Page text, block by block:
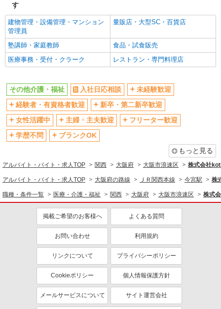
高収入・高額
昇給あり
完全週休2日制
フルタイム歓迎
駅直結・駅チカ
車通勤OK
バイク通勤OK
自転車通勤OK
社会保険あり
産休・育休取得実績あり
退職金・財形貯蓄制度あり
各種手当（家族・役職・インセン
ティブなど）あり
制服貸与
資格取得支援制度あり
同じ職種から求人を探す
医療・介護・福祉
同じ特徴から求人を探す
ミドル（40代～）活躍中
ボーナス・賞与あり
車通勤OK
社会保険あり
産休・育休取得実績あり
す
建物管理・設備管理・マンション
管理員
量販店・大型SC・百貨店
塾講師・家庭教師
食品・試食販売
医療事務・受付・クラーク
レストラン・専門料理店
その他介護・福祉 入社日応相談
未経験歓迎
経験者・有資格者歓迎
新卒・第二新卒歓迎
女性活躍中
主婦・主夫歓迎
フリーター歓迎
学歴不問
ブランクOK
もっと見る
アルバイト・バイト・求人TOP 関西 大阪府 大阪市浪速区 株式会社
アルバイト・バイト・求人TOP 大阪府の路線 ＪＲ関西本線 今宮駅 株
職種・条件一覧 医療・介護・福祉 関西 大阪府 大阪市浪速区 株式
掲載ご希望のお客様へ よくある質問
お問い合わせ 利用規約
リンクについて プライバシーポリシー
Cookieポリシー 個人情報保護方針
メールサービスについて サイト運営会社